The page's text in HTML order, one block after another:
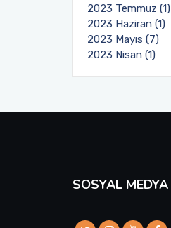
2023 Temmuz (1)
2023 Haziran (1)
2023 Mayıs (7)
2023 Nisan (1)
SOSYAL MEDYA